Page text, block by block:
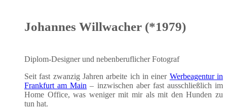
Johannes Willwacher (*1979)
Diplom-Desi­gner und neben­be­ruf­li­cher Fotograf
Seit fast zwan­zig Jah­ren arbei­te ich in einer Wer­be­agen­tur in
Frank­furt am Main – inzwi­schen aber fast aus­schließ­lich im
Home Office, was weni­ger mit mir als mit den Hun­den zu
tun hat.